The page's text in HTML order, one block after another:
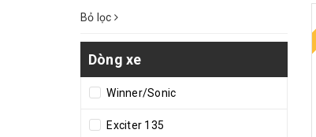
Bỏ lọc
Dòng xe
Winner/Sonic
Exciter 135